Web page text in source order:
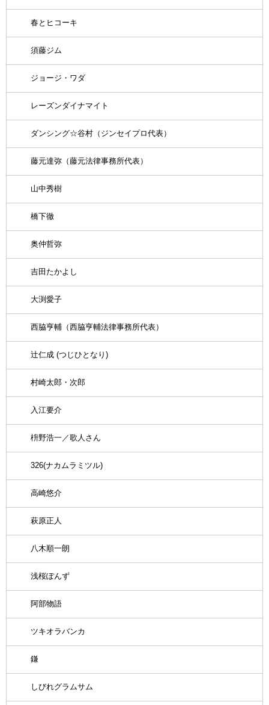
春とヒコーキ
須藤ジム
ジョージ・ワダ
レーズンダイナマイト
ダンシング☆谷村（ジンセイプロ代表）
藤元達弥（藤元法律事務所代表）
山中秀樹
橋下徹
奥仲哲弥
吉田たかよし
大渕愛子
西脇亨輔（西脇亨輔法律事務所代表）
辻仁成 (つじひとなり)
村崎太郎・次郎
入江要介
枡野浩一／歌人さん
326(ナカムラミツル)
高崎悠介
萩原正人
八木順一朗
浅桜ぽんず
阿部物語
ツキオラバンカ
鎌
しびれグラムサム